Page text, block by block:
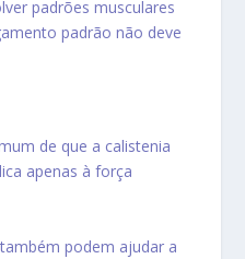
padrões musculares
padrão não deve
de que a calistenia
apenas à força
podem ajudar a